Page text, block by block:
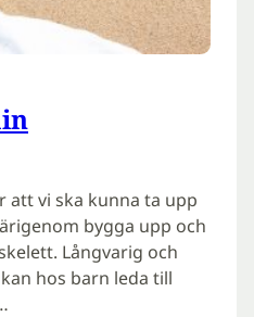
att vi ska kunna ta upp
bygga upp och
Långvarig och
hos barn leda till